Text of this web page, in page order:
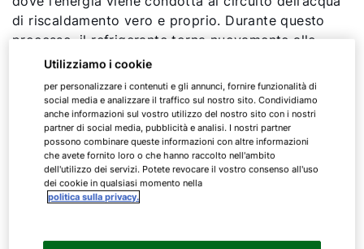
di riscaldamento vero e proprio. Durante questo
processo, il refrigerante torna nuovamente allo
stato liquido e ritorna verso il primo scambiatore di
calore. Quindi il ciclo ricomincia. Per scoprire tutti i
dettagli, clicca qui.
L’energia che proviene dall’ambiente è gratuita. Per
funzionare, l’apparecchio ha solo bisogno di energia
elettrica. Il consumo di energia elettrica di una
pompa di calore è contenuto. In combinazione con
autonomamente almeno una parte dell’energia
Utilizziamo i cookie
per personalizzare i contenuti e gli annunci, fornire funzionalità di
social media e analizzare il traffico sul nostro sito. Condividiamo
anche informazioni sul vostro utilizzo del nostro sito con i nostri
partner di social media, pubblicità e analisi. I nostri partner
possono combinare queste informazioni con altre informazioni
che avete fornito loro o che hanno raccolto nell'ambito
dell'utilizzo dei servizi. Potete revocare il vostro consenso all'uso
dei cookie in qualsiasi momento nella
politica sulla privacy.